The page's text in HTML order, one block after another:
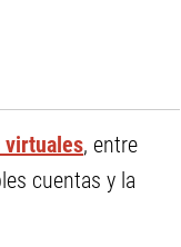
virtuales, entre
cuentas y la